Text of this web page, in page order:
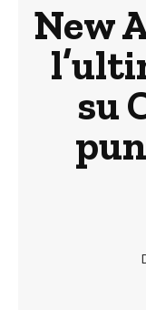
New
su